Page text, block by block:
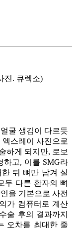
진. 큐렉소)
굴 생김이 다르듯
스레이 사진으로
하게 되지만, 로보
하고, 이를 SMG라
뒤 뼈만 남겨 실
두 다른 환자의 뼈
을 기본으로 사전
가 컴퓨터로 계산
술 후의 결과까지
오차를 최대한 줄